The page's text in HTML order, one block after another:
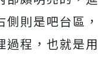
則是吧台區，
過程，也就是用